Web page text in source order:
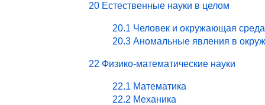
20 Естественные науки в целом
20.1 Человек и окружающая
20.3 Аномальные явления в
22 Физико-математические науки
22.1 Математика
22.2 Механика